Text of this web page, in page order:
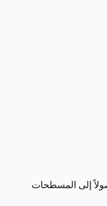
إلى المسطحات